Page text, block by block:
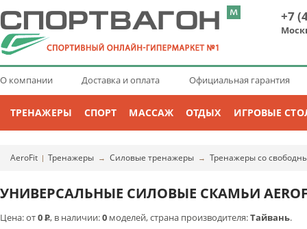
+7
О компании Доставка и оплата Официальная гарантия
ТРЕНАЖЕРЫ СПОРТ МАССАЖ ОТДЫХ ИГРОВЫЕ
AeroFit | Тренажеры → Силовые тренажеры → Тренажеры со
УНИВЕРСАЛЬНЫЕ СИЛОВЫЕ СКАМЬИ
Цена: от0Р, в наличии:0 моделей, страна производителя:Тайвань.